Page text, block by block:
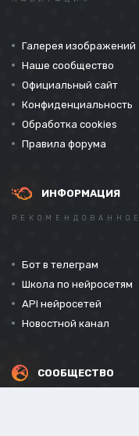
Галерея изображений
Наше сообщество
Официальный сайт
Конфиденциальность
Обработка cookies
Правила форума
ИНФОРМАЦИЯ
РЕКОМЕНДОВАННОЕ
Бот в телеграм
Школа по нейросетям
API нейросетей
Новостной канал
СООБЩЕСТВО